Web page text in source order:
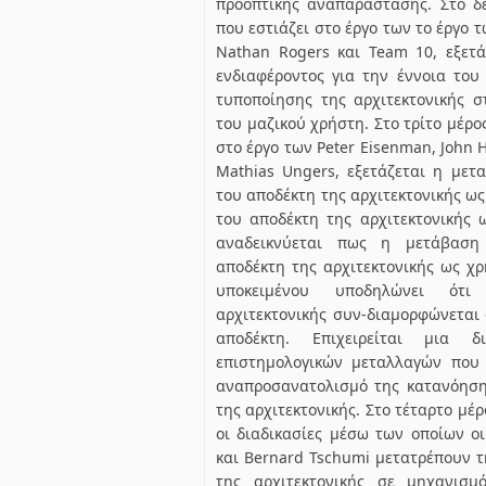
που εστιάζει στο έργο των το
Nathan Rogers και Team 10,
ενδιαφέροντος για την έννοια
τυποποίησης της αρχιτεκτονικής
του μαζικού χρήστη. Στο τρίτο
στο έργο των Peter Eisenman, John
Mathias Ungers, εξετάζεται η
του αποδέκτη της αρχιτεκτονικής
του αποδέκτη της
αναδεικνύεται πως η
αποδέκτη της αρχιτεκτονικής ως
υποκειμένου υποδηλώνει
αρχιτεκτονικής συν-
αποδέκτη. Επιχειρείται μια
επιστημολογικών μεταλλαγών
αναπροσανατολισμό της
της αρχιτεκτονικής. Στο τέταρτο
οι διαδικασίες μέσω των οποίων
και Bernard Tschumi μετατρέπουν
της αρχιτεκτονικής σε